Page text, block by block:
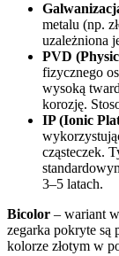
metalu (np.
uzależniona
PVD
fizycznego
wysoką
korozję.
IP (Ionic
cząsteczek.
3–5 latach.
Bicolor – wariant
zegarka pokryte są
kolorze złotym w